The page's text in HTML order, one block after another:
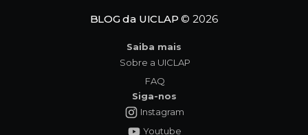
BLOG da UICLAP © 2026
Saiba mais
Sobre a UICLAP
FAQ
Siga-nos
Instagram
Youtube